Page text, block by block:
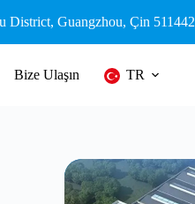
District, Guangzhou, Çin 511442
Bize Ulaşın TR